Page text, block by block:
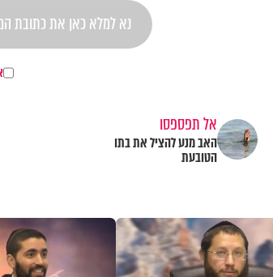
אל תפספסו
האב מנע להציל את בתו
הטובעת